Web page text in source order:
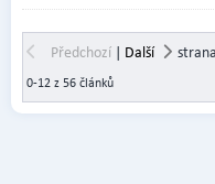
Předchozí| Další strana
0-12 z 56 článků